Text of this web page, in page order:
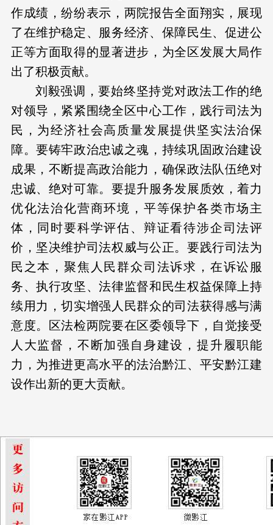
作成绩，纷纷表示，两院报告全面翔实，展现
了在维护稳定、服务经济、保障民生、促进公
正等方面取得的显著进步，为全区发展大局作
出了积极贡献。
刘毅强调，要始终坚持党对政法工作的绝
对领导，紧紧围绕全区中心工作，践行司法为
民，为经济社会高质量发展提供坚实法治保
障。要铸牢政治忠诚之魂，持续巩固政治建设
成果，不断提高政治能力，确保政法队伍绝对
忠诚、绝对可靠。要提升服务发展质效，着力
优化法治化营商环境，平等保护各类市场主
体，同时要科学评估、辩证看待涉企司法评
价，坚决维护司法权威与公正。要践行司法为
民之本，聚焦人民群众司法诉求，在诉讼服
务、执行攻坚、法律监督和民生权益保障上持
续用力，切实增强人民群众的司法获得感与满
意度。区法检两院要在区委领导下，自觉接受
人大监督，不断加强自身建设，提升履职能
力，为推进更高水平的法治黔江、平安黔江建
设作出新的更大贡献。